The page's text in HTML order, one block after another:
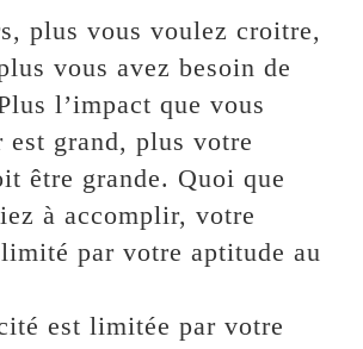
plus vous voulez croitre,
vous avez besoin de
l’impact que vous
est grand, plus votre
être grande. Quoi que
à accomplir, votre
par votre aptitude au
est limitée par votre